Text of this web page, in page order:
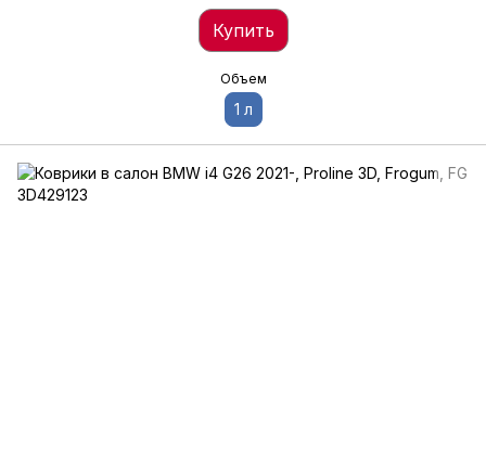
Купить
Объем
1 л